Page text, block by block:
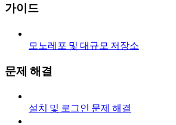
가이드
모노레포 및 대규모 저장소
문제 해결
설치 및 로그인 문제 해결